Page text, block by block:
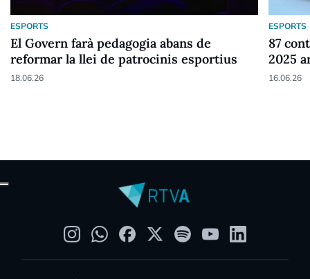
ESPORTS
El Govern farà pedagogia abans de
reformar la llei de patrocinis esportius
18.06.26
ESPORTS
87
2025
16.06.26